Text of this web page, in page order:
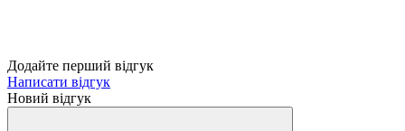
Додайте перший відгук
Написати відгук
Новий відгук